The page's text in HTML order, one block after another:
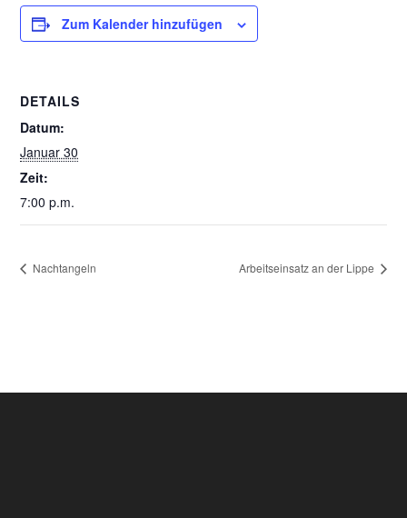
Zum Kalender hinzufügen
DETAILS
Datum:
Januar 30
Zeit:
7:00 p.m.
Nachtangeln Arbeitseinsatz an der Lippe